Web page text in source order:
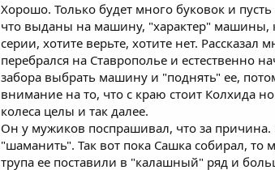
Хорошо. Только будет много буковок и
что выданы на машину, "характер" машины,
серии, хотите верьте, хотите нет.
перебрался на Ставрополье и естественно
забора выбрать машину и "поднять" ее,
внимание на то, что с краю стоит Колхида
колеса целы и так далее.
Он у мужиков поспрашивал, что за
"шаманить". Так вот пока Сашка собирал, то
трупа ее поставили в "калашный" ряд и